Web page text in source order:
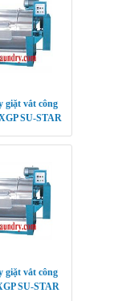
giặt vắt công
SU-STAR
giặt vắt công
SU-STAR